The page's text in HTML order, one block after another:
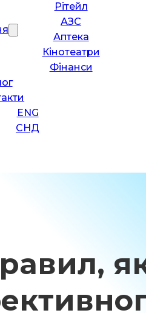
Рітейл
АЗС
Аптека
Кінотеатри
Фінанси
ENG
СНД